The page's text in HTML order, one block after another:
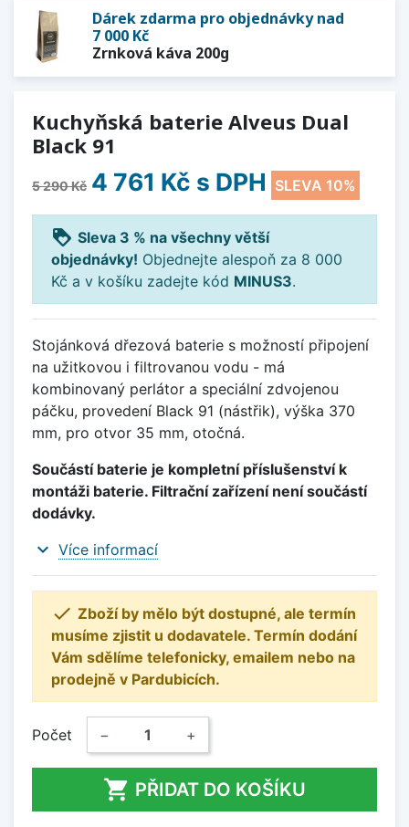
Dárek zdarma pro objednávky nad
7 000 Kč
Zrnková káva 200g
Kuchyňská baterie Alveus Dual
Black 91
5 290 Kč 4 761 Kč s DPH SLEVA 10%
loyalty Sleva 3 % na všechny větší
objednávky! Objednejte alespoň za 8 000
Kč a v košíku zadejte kód MINUS3.
Stojánková dřezová baterie s možností připojení
na užitkovou i filtrovanou vodu - má
kombinovaný perlátor a speciální zdvojenou
páčku, provedení Black 91 (nástřik), výška 370
mm, pro otvor 35 mm, otočná.
Součástí baterie je kompletní příslušenství k
montáži baterie. Filtrační zařízení není součástí
dodávky.
expand_more Více informací
 Zboží by mělo být dostupné, ale termín
musíme zjistit u dodavatele. Termín dodání
Vám sdělíme telefonicky, emailem nebo na
prodejně v Pardubicích.
Počet − +
 PŘIDAT DO KOŠÍKU